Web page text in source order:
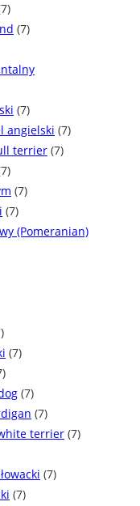
(7)
(7)
angielski (7)
terrier (7)
(7)
(7)
(Pomeranian)
(7)
(7)
(7)
terrier (7)
(7)
(7)